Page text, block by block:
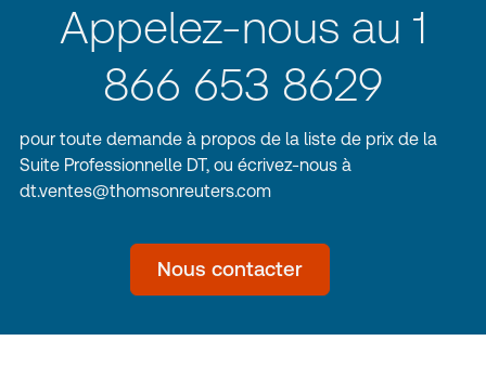
Appelez-nous au 1
866 653 8629
pour toute demande à propos de la liste de prix de la
Suite Professionnelle DT, ou écrivez-nous à
dt.ventes@thomsonreuters.com
Nous contacter